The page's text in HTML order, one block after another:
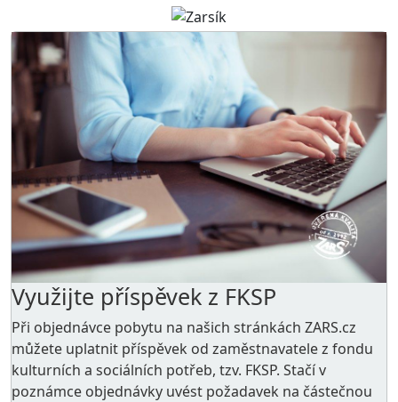
Využijte příspěvek z FKSP
Při objednávce pobytu na našich stránkách ZARS.cz
můžete uplatnit příspěvek od zaměstnavatele z fondu
kulturních a sociálních potřeb, tzv. FKSP. Stačí v
poznámce objednávky uvést požadavek na částečnou